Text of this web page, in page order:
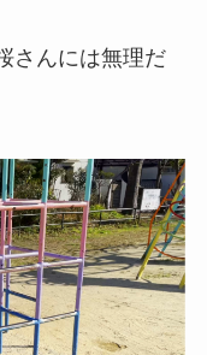
んには無理だ